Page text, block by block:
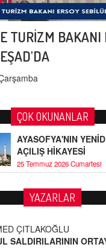
TURİZM BAKANI
ÇOK OKUNANLAR
AYASOFYA'NIN
AÇILIŞ HİKAYESİ
25 Temmuz 2026 Cumartesi
YAZARLAR
Bayhan
MESELEMİZ